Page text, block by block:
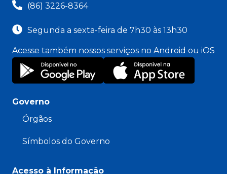
(86) 3226-8364
Segunda a sexta-feira de 7h30 às 13h30
Acesse também nossos serviços no Android ou iOS
Governo
Órgãos
Símbolos do Governo
Acesso à Informação